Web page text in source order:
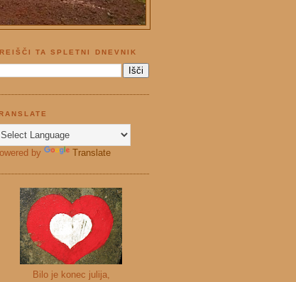
TA SPLETNI DNEVNIK
by Translate
Bilo je konec julija,